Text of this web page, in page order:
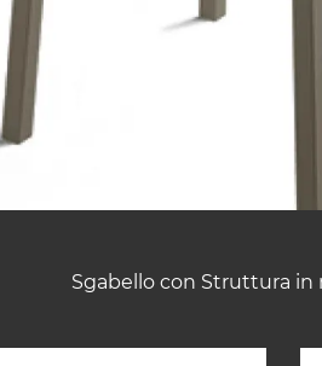
Sgabello con Struttura in